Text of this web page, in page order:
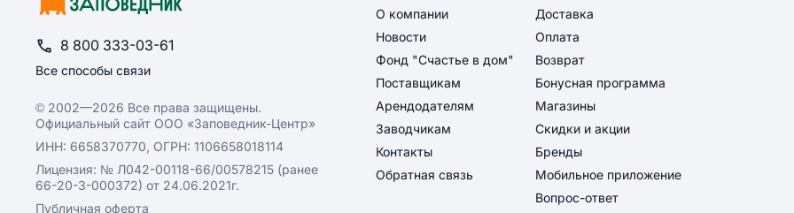
8 800 333-03-61
Все способы связи
© 2002—2026 Все права защищены.
Официальный сайт ООО «Заповедник-Центр»
ИНН: 6658370770, ОГРН: 1106658018114
Лицензия: № Л042-00118-66/00578215 (ранее
66-20-3-000372) от 24.06.2021г.
Публичная оферта
О компании
Новости
Фонд "Счастье в дом"
Поставщикам
Арендодателям
Заводчикам
Контакты
Обратная связь
Доставка
Оплата
Возврат
Бонусная программа
Магазины
Скидки и акции
Бренды
Мобильное приложение
Вопрос-ответ